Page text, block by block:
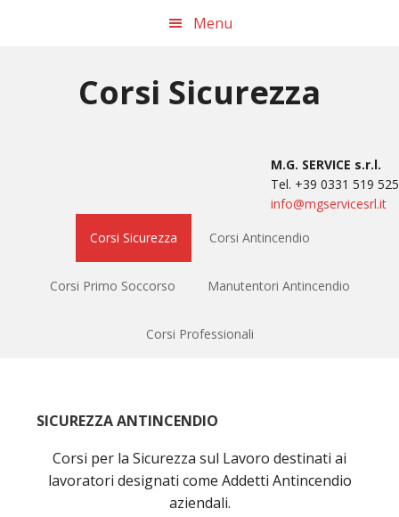
Menu
Corsi Sicurezza
M.G. SERVICE s.r.l.
Tel. +39 0331 519 525
info@mgservicesrl.it
Corsi Sicurezza
Corsi Antincendio
Corsi Primo Soccorso Manutentori Antincendio
Corsi Professionali
Content
SICUREZZA ANTINCENDIO
Corsi per la Sicurezza sul Lavoro destinati ai
lavoratori designati come Addetti Antincendio
aziendali.